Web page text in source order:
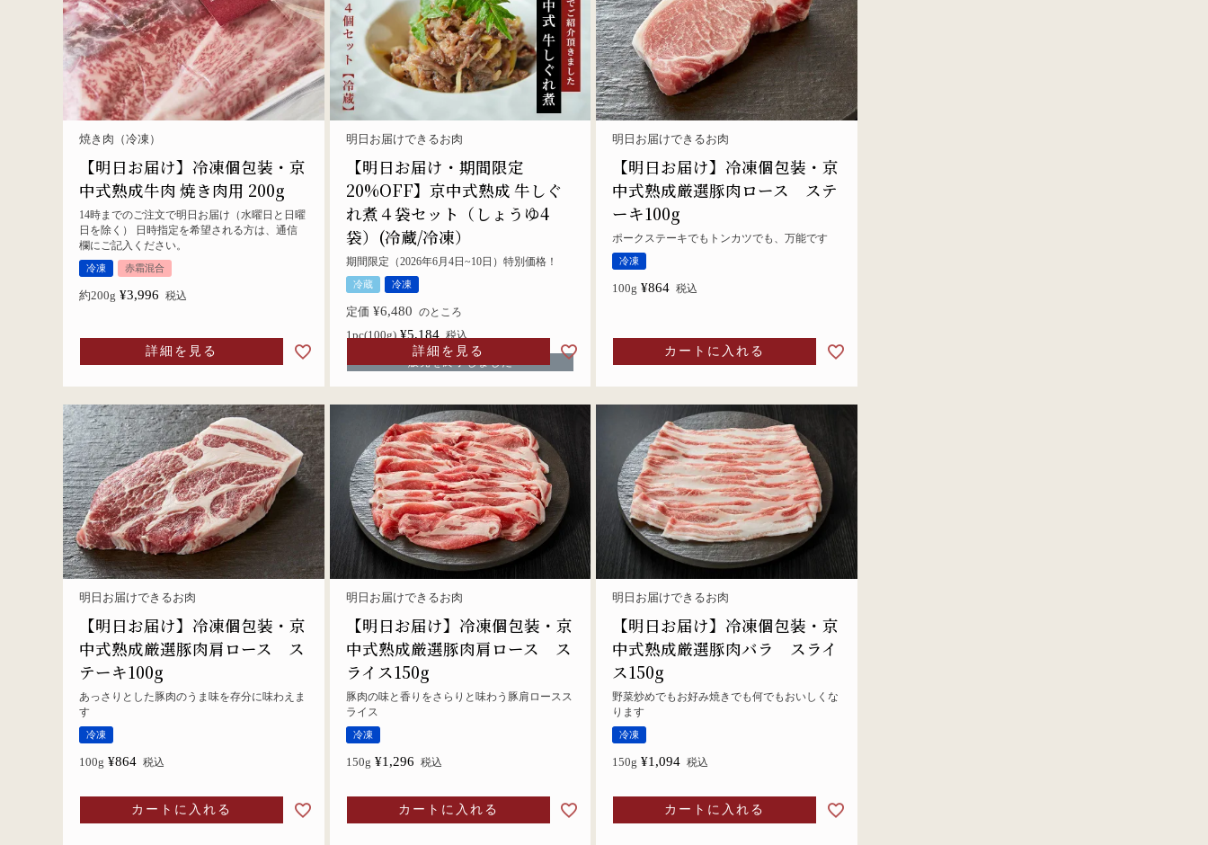
焼き肉（冷凍）
【明日お届け】冷凍個包装・京
中式熟成牛肉 焼き肉用 200g
14時までのご注文で明日お届け（水曜日と日曜
日を除く） 日時指定を希望される方は、通信
欄にご記入ください。
冷凍 赤霜混合
約200g ¥3,996 税込
詳細を見る
明日お届けできるお肉
【明日お届け・期間限定
20%OFF】京中式熟成 牛しぐ
れ煮４袋セット（しょうゆ4
袋）(冷蔵/冷凍）
期間限定（2026年6月4日~10日）特別価格！
冷蔵 冷凍
定価 ¥6,480 のところ
1pc(100g) ¥5,184 税込
販売を終了しました
詳細を見る
明日お届けできるお肉
【明日お届け】冷凍個包装・京
中式熟成厳選豚肉ロース ステ
ーキ100g
ポークステーキでもトンカツでも、万能です
冷凍
100g ¥864 税込
カートに入れる
明日お届けできるお肉
【明日お届け】冷凍個包装・京
中式熟成厳選豚肉肩ロース ス
テーキ100g
あっさりとした豚肉のうま味を存分に味わえま
す
冷凍
100g ¥864 税込
カートに入れる
明日お届けできるお肉
【明日お届け】冷凍個包装・京
中式熟成厳選豚肉肩ロース ス
ライス150g
豚肉の味と香りをさらりと味わう豚肩ロースス
ライス
冷凍
150g ¥1,296 税込
カートに入れる
明日お届けできるお肉
【明日お届け】冷凍個包装・京
中式熟成厳選豚肉バラ スライ
ス150g
野菜炒めでもお好み焼きでも何でもおいしくな
ります
冷凍
150g ¥1,094 税込
カートに入れる